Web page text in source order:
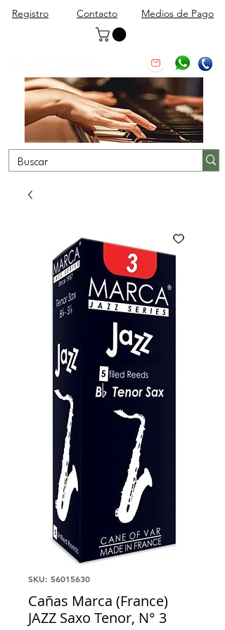
Registro Contacto Medios de Pago
SKU: 56015630
Cañas Marca (France)
JAZZ Saxo Tenor, N° 3